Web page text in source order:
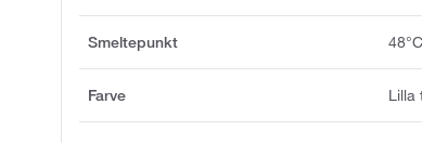
Smeltepunkt
Farve Lilla